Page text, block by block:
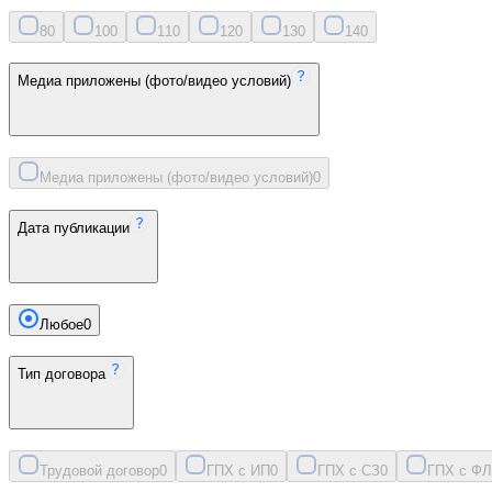
80 100 11 0 120 130 140
Медиа приложены (фото/видео условий)
Медиа приложены (фото/видео условий)0
Дата публикации
Любое0
Тип договора
Трудовой договор0 ГПХ с ИП0 ГПХ с СЗ0 ГПХ с ФЛ